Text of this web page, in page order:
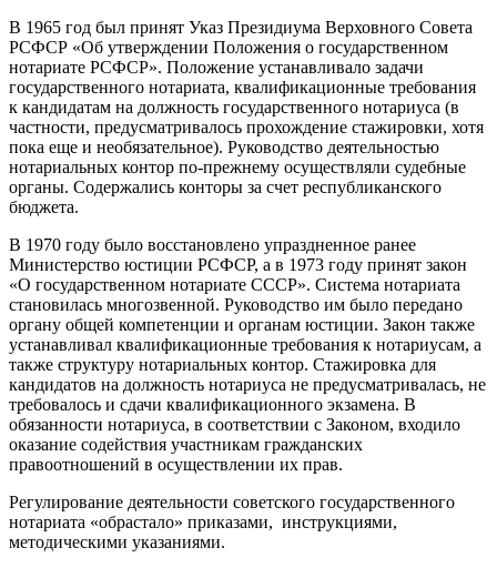
В 1965 год был принят Указ Президиума Верховного Совета
РСФСР «Об утверждении Положения о государственном
нотариате РСФСР». Положение устанавливало задачи
государственного нотариата, квалификационные требования
к кандидатам на должность государственного нотариуса (в
частности, предусматривалось прохождение стажировки, хотя
пока еще и необязательное). Руководство деятельностью
нотариальных контор по-прежнему осуществляли судебные
органы. Содержались конторы за счет республиканского
бюджета.
В 1970 году было восстановлено упраздненное ранее
Министерство юстиции РСФСР, а в 1973 году принят закон
«О государственном нотариате СССР». Система нотариата
становилась многозвенной. Руководство им было передано
органу общей компетенции и органам юстиции. Закон также
устанавливал квалификационные требования к нотариусам, а
также структуру нотариальных контор. Стажировка для
кандидатов на должность нотариуса не предусматривалась, не
требовалось и сдачи квалификационного экзамена. В
обязанности нотариуса, в соответствии с Законом, входило
оказание содействия участникам гражданских
правоотношений в осуществлении их прав.
Регулирование деятельности советского государственного
нотариата «обрастало» приказами, инструкциями,
методическими указаниями.